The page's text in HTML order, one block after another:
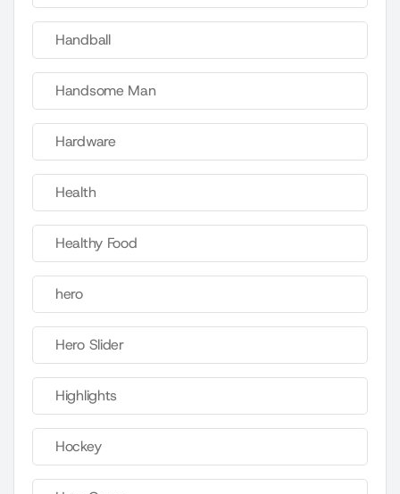
Handball
Handsome Man
Hardware
Health
Healthy Food
hero
Hero Slider
Highlights
Hockey